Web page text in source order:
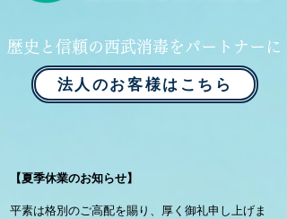
歴史と信頼の西武消毒をパートナーに
法人のお客様はこちら
【夏季休業のお知らせ】
平素は格別のご高配を賜り、厚く御礼申し上げま